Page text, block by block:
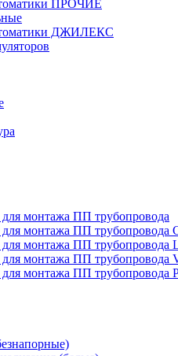
ПРОЧИЕ
ДЖИЛЕКС
монтажа ПП трубопровода
монтажа ПП трубопровода
монтажа ПП трубопровода
монтажа ПП трубопровода
монтажа ПП